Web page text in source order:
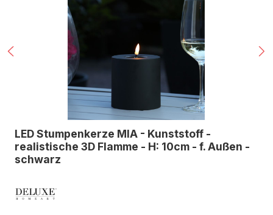
LED Stumpenkerze MIA - Kunststoff -
realistische 3D Flamme - H: 10cm - f. Außen -
schwarz